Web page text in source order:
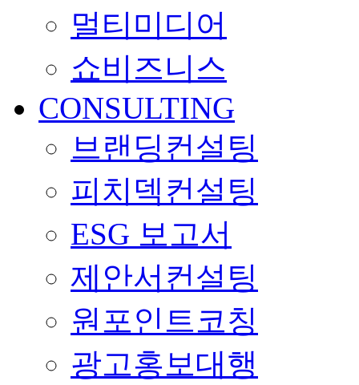
멀티미디어
쇼비즈니스
CONSULTING
브랜딩컨설팅
피치덱컨설팅
ESG 보고서
제안서컨설팅
원포인트코칭
광고홍보대행